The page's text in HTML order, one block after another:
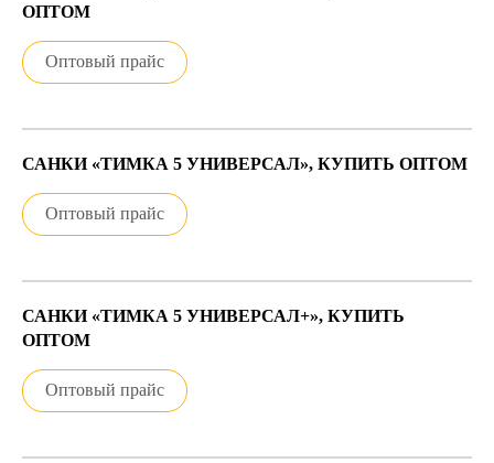
ОПТОМ
Оптовый прайс
САНКИ «ТИМКА 5 УНИВЕРСАЛ», КУПИТЬ ОПТОМ
Оптовый прайс
САНКИ «ТИМКА 5 УНИВЕРСАЛ+», КУПИТЬ
ОПТОМ
Оптовый прайс